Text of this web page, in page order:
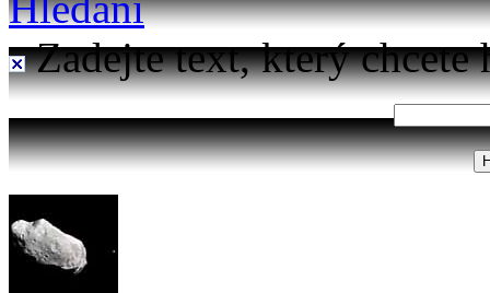
Zadejte text, který chcete